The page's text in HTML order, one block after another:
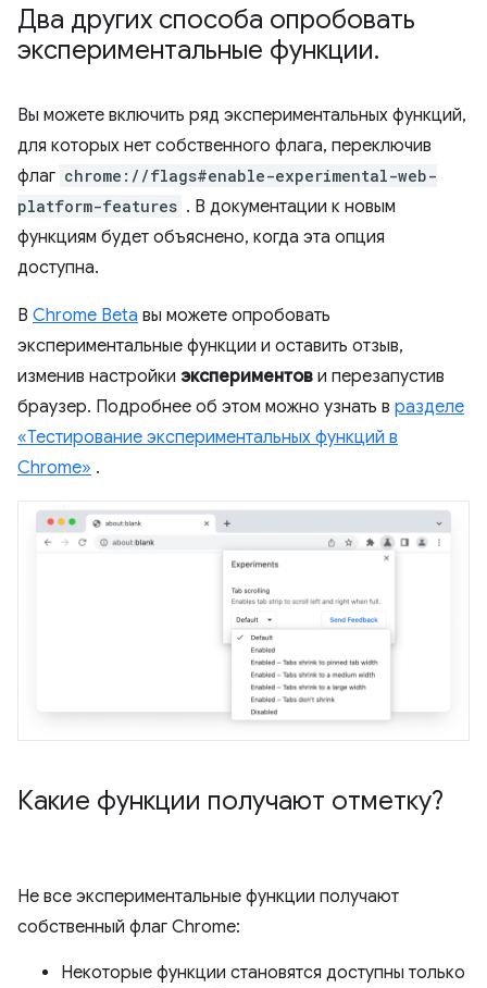
Два других способа опробовать
экспериментальные функции.
Вы можете включить ряд экспериментальных функций,
для которых нет собственного флага, переключив
флаг chrome://flags#enable-experimental-web-
platform-features . В документации к новым
функциям будет объяснено, когда эта опция
доступна.
В Chrome Beta вы можете опробовать
экспериментальные функции и оставить отзыв,
изменив настройки экспериментов и перезапустив
браузер. Подробнее об этом можно узнать в разделе
«Тестирование экспериментальных функций в
Chrome» .
Какие функции получают отметку?
Не все экспериментальные функции получают
собственный флаг Chrome:
Некоторые функции становятся доступны только